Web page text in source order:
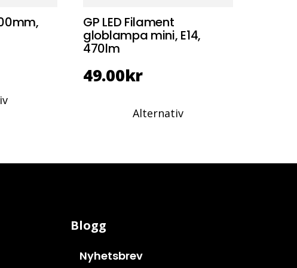
GP LED Filament
globlampa mini, E14,
470lm
49.00kr
Alternativ
Blogg
Nyhetsbrev